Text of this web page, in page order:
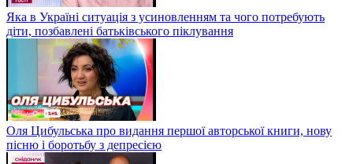
Яка в Україні ситуація з усиновленням та чого потребують
діти, позбавлені батьківського піклування
Оля Цибульська про видання першої авторської книги, нову
пісню і боротьбу з депресією